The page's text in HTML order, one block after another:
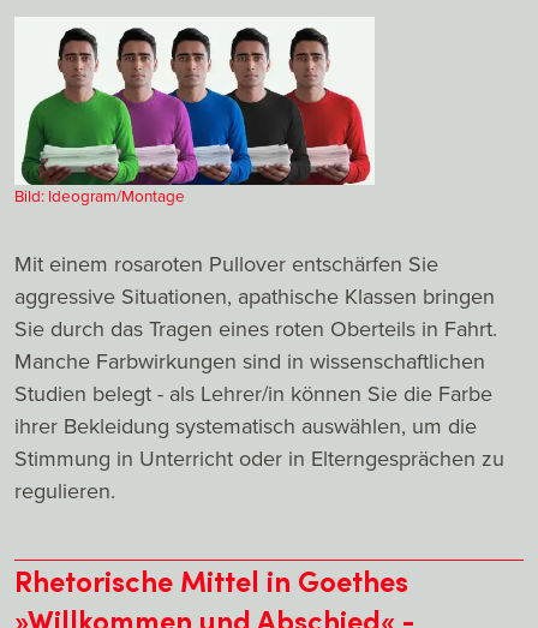
Bild: Ideogram/Montage
Mit einem rosaroten Pullover entschärfen Sie
aggressive Situationen, apathische Klassen bringen
Sie durch das Tragen eines roten Oberteils in Fahrt.
Manche Farbwirkungen sind in wissenschaftlichen
Studien belegt - als Lehrer/in können Sie die Farbe
ihrer Bekleidung systematisch auswählen, um die
Stimmung in Unterricht oder in Elterngesprächen zu
regulieren.
Rhetorische Mittel in Goethes
»Willkommen und Abschied« -